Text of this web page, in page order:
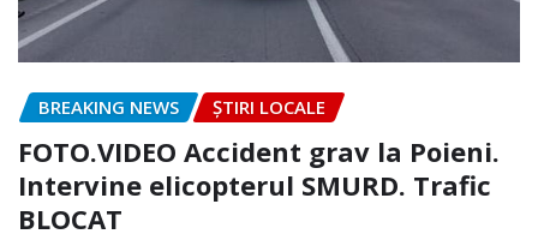
BREAKING NEWS ȘTIRI LOCALE
FOTO.VIDEO Accident grav la Poieni.
Intervine elicopterul SMURD. Trafic
BLOCAT